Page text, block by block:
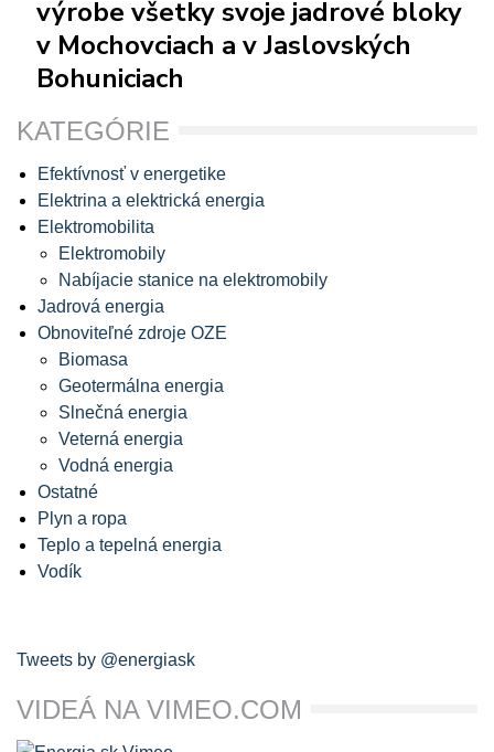
výrobe všetky svoje jadrové bloky
v Mochovciach a v Jaslovských
Bohuniciach
KATEGÓRIE
Efektívnosť v energetike
Elektrina a elektrická energia
Elektromobilita
Elektromobily
Nabíjacie stanice na elektromobily
Jadrová energia
Obnoviteľné zdroje OZE
Biomasa
Geotermálna energia
Slnečná energia
Veterná energia
Vodná energia
Ostatné
Plyn a ropa
Teplo a tepelná energia
Vodík
Tweets by @energiask
VIDEÁ NA VIMEO.COM